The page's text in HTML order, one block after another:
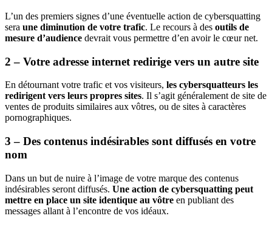
L’un des premiers signes d’une éventuelle action de cybersquatting
sera une diminution de votre trafic. Le recours à des outils de
mesure d’audience devrait vous permettre d’en avoir le cœur net.
2 – Votre adresse internet redirige vers un autre site
En détournant votre trafic et vos visiteurs, les cybersquatteurs les
redirigent vers leurs propres sites. Il s’agit généralement de site de
ventes de produits similaires aux vôtres, ou de sites à caractères
pornographiques.
3 – Des contenus indésirables sont diffusés en votre
nom
Dans un but de nuire à l’image de votre marque des contenus
indésirables seront diffusés. Une action de cybersquatting peut
mettre en place un site identique au vôtre en publiant des
messages allant à l’encontre de vos idéaux.